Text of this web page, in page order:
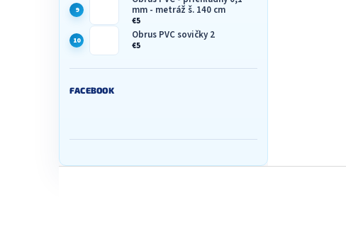
mm - metráž š. 140 cm
€5
Obrus PVC sovičky 2
€5
FACEBOOK